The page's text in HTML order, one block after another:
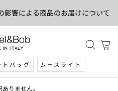
影響による商品のお届けについて
トバッグ ムースライト
りません。